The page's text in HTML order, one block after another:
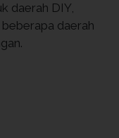
daerah DIY,
daerah